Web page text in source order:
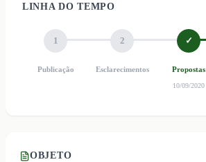
LINHA DO TEMPO
1
Publicação
2
Esclarecimentos
✓
Propostas
10/09/2020
OBJETO